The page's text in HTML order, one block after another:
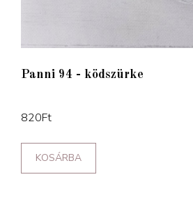
Panni 94 - ködszürke
820Ft
KOSÁRBA